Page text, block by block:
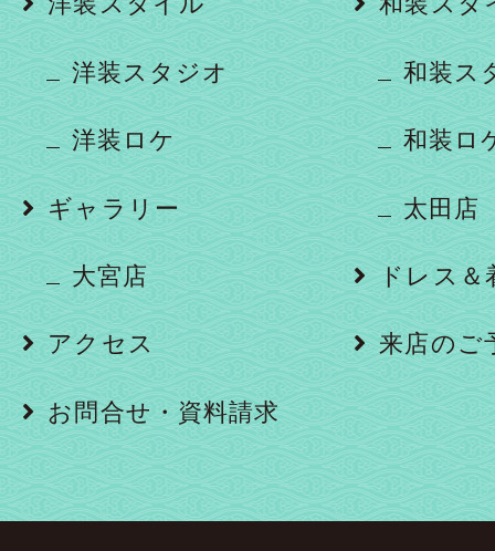
洋装スタジオ
洋装ロケ
和装ス
和装ロ
ギャラリー 太田店
大宮店 ドレス＆
アクセス 来店のご
お問合せ・資料請求